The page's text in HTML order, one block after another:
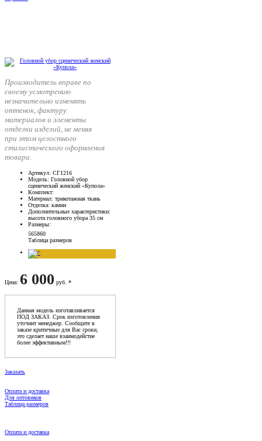
Производитель вправе по
своему усмотрению
незначительно изменять
оттенок, фактуру
материалов и элементы
отделки изделий, не меняя
при этом целостного
стилистического оформления
товара.
Артикул: СГ1216
Модель: Головной убор
сценический женский «Купола»
Комплект:
Материал: трикотажная ткань
Отделка: камни
Дополнительные характеристики:
высота головного убора 35 см
Размеры:
565860
Таблица размеров
Цена: 6 000 руб. *
Данная модель изготавливается
ПОД ЗАКАЗ. Срок изготовления
уточнит менеджер. Сообщите в
заказе критичные для Вас сроки,
это сделает наше взаимодейстие
более эффективным!!!
Заказать
Оплата и доставка
Для оптовиков
Таблица размеров
Оплата и доставка